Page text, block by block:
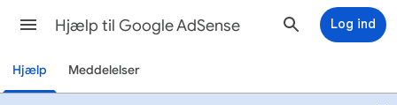
Hjælp til Google AdSense Log ind
Hjælp Meddelelser